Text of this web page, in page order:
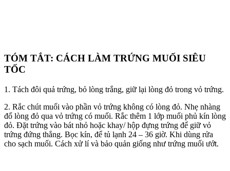
TÓM TẮT: CÁCH LÀM TRỨNG MUỐI SIÊU
TỐC
1. Tách đôi quả trứng, bỏ lòng trắng, giữ lại lòng đỏ trong vỏ trứng.
2. Rắc chút muối vào phần vỏ trứng không có lòng đỏ. Nhẹ nhàng
đổ lòng đỏ qua vỏ trứng có muối. Rắc thêm 1 lớp muối phủ kín lòng
đỏ. Đặt trứng vào bát nhỏ hoặc khay/ hộp đựng trứng để giữ vỏ
trứng đứng thẳng. Bọc kín, để tủ lạnh 24 – 36 giờ. Khi dùng rửa
cho sạch muối. Cách xử lí và bảo quản giống như trứng muối ướt.